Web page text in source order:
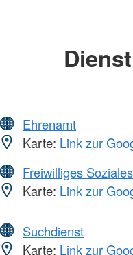
Ehrenamt
Karte: Link zur
Freiwilliges
Karte: Link zur
Suchdienst
Karte: Link zur